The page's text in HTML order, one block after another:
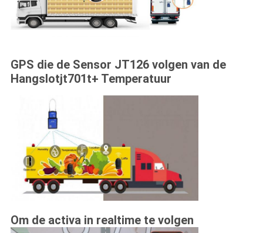
GPS die de Sensor JT126 volgen van de
Hangslotjt701t+ Temperatuur
Om de activa in realtime te volgen